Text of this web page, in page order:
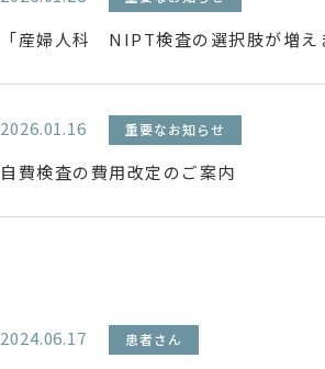
「産婦人科 NIPT検査の選択肢が増え
2026.01.16 重要なお知らせ
自費検査の費用改定のご案内
2024.06.17 患者さん